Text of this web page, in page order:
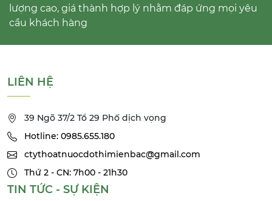
lượng cao, giá thành hợp lý nhằm đáp ứng mọi yêu
cầu khách hàng
LIÊN HỆ
39 Ngõ 37/2 Tổ 29 Phố dịch vọng
Hotline: 0985.655.180
ctythoatnuocdothimienbac@gmail.com
Thứ 2 - CN: 7h00 - 21h30
TIN TỨC - SỰ KIỆN